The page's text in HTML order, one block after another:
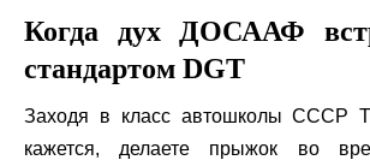
Когда дух ДОСААФ
стандартом DGT
Заходя в класс автошколы СССР
кажется, делаете прыжок во